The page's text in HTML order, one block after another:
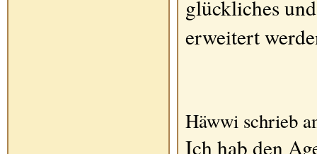
glückliches
erweitert
Häwwi schrieb
Ich hab den